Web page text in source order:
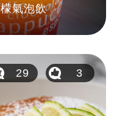
氣泡飲
29 3